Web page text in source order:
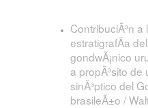
ContribuciÃ³n
estratigrafÃ­a
gondwÃ¡nico
a propÃ³sito de
sinÃ³ptico del
brasileÃ±o /